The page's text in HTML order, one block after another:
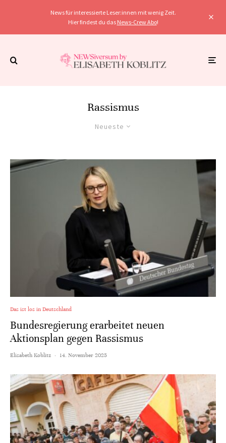
News für interessierte Leser:innen mit wenig Zeit.
Hier findest du das News-Crew Abo!
Rassismus
Neueste
Das ist los in Deutschland
Bundesregierung erarbeitet neuen
Aktionsplan gegen Rassismus
Elisabeth Koblitz · 14. November 2025